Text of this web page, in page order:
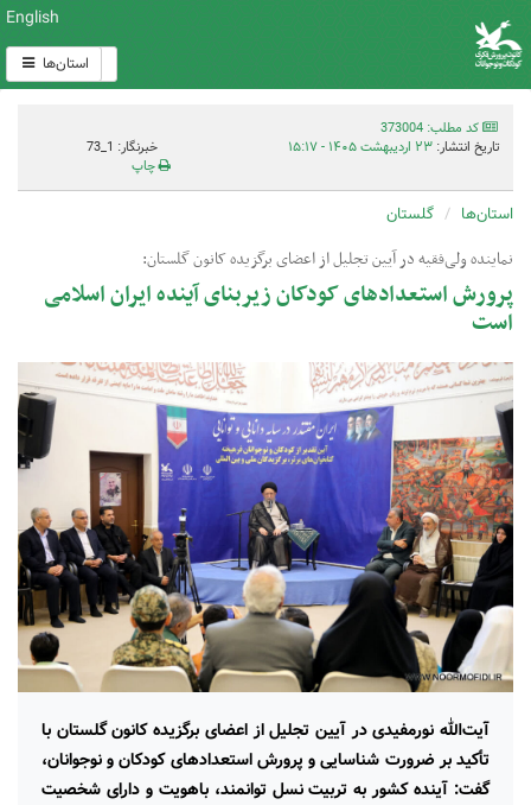
English
استان‌ها
کد مطلب: 373004
تاریخ انتشار: ۲۳ اردیبهشت ۱۴۰۵ - ۱۵:۱۷
خبرنگار: 1_73
چاپ
استان‌ها گلستان
نماینده ولی‌فقیه در آیین تجلیل از اعضای برگزیده کانون گلستان:
پرورش استعدادهای کودکان زیربنای آینده ایران اسلامی
است
آیت‌الله نورمفیدی در آیین تجلیل از اعضای برگزیده کانون گلستان با
تأکید بر ضرورت شناسایی و پرورش استعدادهای کودکان و نوجوانان،
گفت: آینده کشور به تربیت نسل توانمند، باهویت و دارای شخصیت